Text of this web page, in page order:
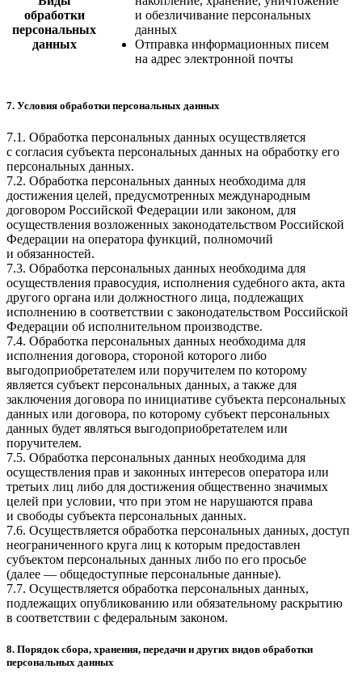
обработки
персональных
данных
и обезличивание персональных
данных
Отправка информационных писем
на адрес электронной почты
7. Условия обработки персональных данных
7.1. Обработка персональных данных осуществляется
с согласия субъекта персональных данных на обработку его
персональных данных.
7.2. Обработка персональных данных необходима для
достижения целей, предусмотренных международным
договором Российской Федерации или законом, для
осуществления возложенных законодательством Российской
Федерации на оператора функций, полномочий
и обязанностей.
7.3. Обработка персональных данных необходима для
осуществления правосудия, исполнения судебного акта, акта
другого органа или должностного лица, подлежащих
исполнению в соответствии с законодательством Российской
Федерации об исполнительном производстве.
7.4. Обработка персональных данных необходима для
исполнения договора, стороной которого либо
выгодоприобретателем или поручителем по которому
является субъект персональных данных, а также для
заключения договора по инициативе субъекта персональных
данных или договора, по которому субъект персональных
данных будет являться выгодоприобретателем или
поручителем.
7.5. Обработка персональных данных необходима для
осуществления прав и законных интересов оператора или
третьих лиц либо для достижения общественно значимых
целей при условии, что при этом не нарушаются права
и свободы субъекта персональных данных.
7.6. Осуществляется обработка персональных данных, доступ
неограниченного круга лиц к которым предоставлен
субъектом персональных данных либо по его просьбе
(далее — общедоступные персональные данные).
7.7. Осуществляется обработка персональных данных,
подлежащих опубликованию или обязательному раскрытию
в соответствии с федеральным законом.
8. Порядок сбора, хранения, передачи и других видов обработки
персональных данных